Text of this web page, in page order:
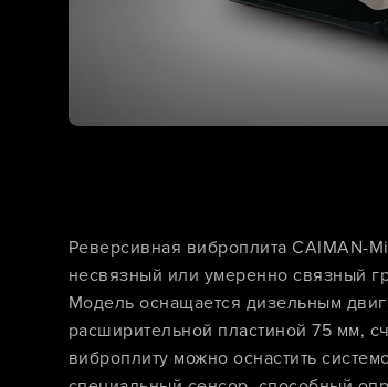
Реверсивная виброплита CAIMAN-
несвязный или умеренно связный
Модель оснащается дизельным
расширительной пластиной 75 мм,
виброплиту можно оснастить